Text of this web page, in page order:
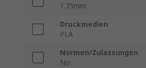
1.75mm
Druckmedien
PLA
Normen/Zulassungen
No